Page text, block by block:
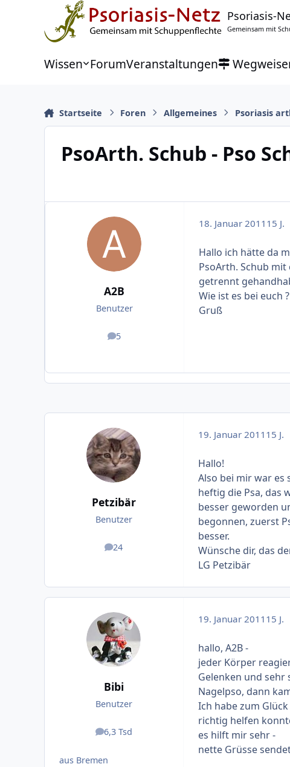
Zu Inhalt springen
Psoriasis-
Gemeinsam mit
Wissen ForumVeranstaltungen
Startseite Foren Allgemeines Psoriasis
PsoArth. Schub - Pso
A2B
Benutzer
5
Beiträge
18. Januar 2011 15 J.
Hallo ich hätte da
PsoArth. Schub
getrennt
Wie ist es bei euch ?
Gruß
Petzibär
Benutzer
24
Beiträge
19. Januar 2011 15 J.
Hallo!
Also bei mir war es
heftig die Psa, das
besser geworden
begonnen, zuerst
besser.
Wünsche dir, das
LG Petzibär
Bibi
Benutzer
6,3 Tsd
Beiträge
aus Bremen
19. Januar 2011 15 J.
hallo, A2B -
jeder Körper
Gelenken und sehr
Nagelpso, dann
Ich habe zum
richtig helfen
es hilft mir sehr -
nette Grüsse